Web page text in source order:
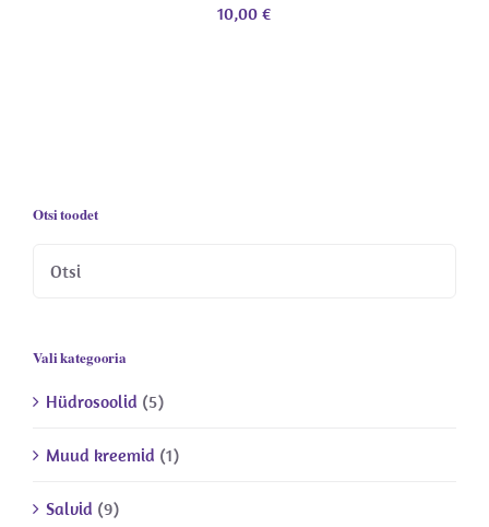
10,00 €
Otsi toodet
Vali kategooria
Hüdrosoolid (5)
Muud kreemid (1)
Salvid (9)